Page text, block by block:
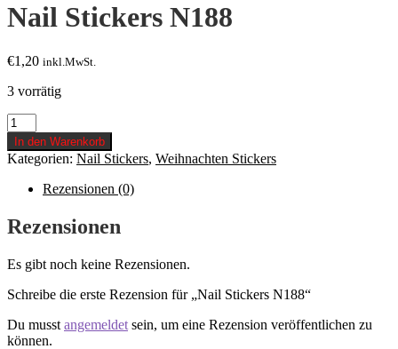
Nail Stickers N188
€1,20 inkl.MwSt.
3 vorrätig
Nail
Stickers
N188
Menge
In den Warenkorb
Kategorien: Nail Stickers, Weihnachten Stickers
Rezensionen (0)
Rezensionen
Es gibt noch keine Rezensionen.
Schreibe die erste Rezension für „Nail Stickers N188“
Du musst angemeldet sein, um eine Rezension veröffentlichen zu
können.